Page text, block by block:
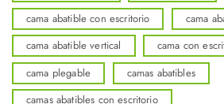
cama abatible con escritorio
cama
cama abatible vertical
cama con
cama plegable
camas abatibles
camas abatibles con escritorio